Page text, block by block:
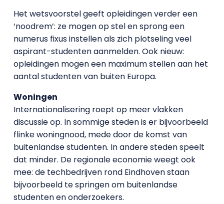
Het wetsvoorstel geeft opleidingen verder een
‘noodrem’: ze mogen op stel en sprong een
numerus fixus instellen als zich plotseling veel
aspirant-studenten aanmelden. Ook nieuw:
opleidingen mogen een maximum stellen aan het
aantal studenten van buiten Europa.
Woningen
Internationalisering roept op meer vlakken
discussie op. In sommige steden is er bijvoorbeeld
flinke woningnood, mede door de komst van
buitenlandse studenten. In andere steden speelt
dat minder. De regionale economie weegt ook
mee: de techbedrijven rond Eindhoven staan
bijvoorbeeld te springen om buitenlandse
studenten en onderzoekers.